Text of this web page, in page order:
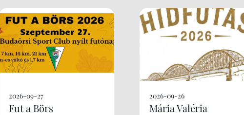
2026-09-27
Fut a Börs
2026-09-26
Mária Valéria